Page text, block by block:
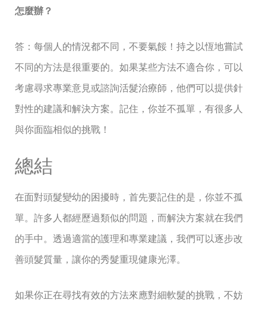
怎麼辦？
答：每個人的情況都不同，不要氣餒！持之以恆地嘗試
不同的方法是很重要的。如果某些方法不適合你，可以
考慮尋求專業意見或諮詢活髮治療師，他們可以提供針
對性的建議和解決方案。記住，你並不孤單，有很多人
與你面臨相似的挑戰！
總結
在面對頭髮變幼的困擾時，首先要記住的是，你並不孤
單。許多人都經歷過類似的問題，而解決方案就在我們
的手中。透過適當的護理和專業建議，我們可以逐步改
善頭髮質量，讓你的秀髮重現健康光澤。
如果你正在尋找有效的方法來應對細軟髮的挑戰，不妨